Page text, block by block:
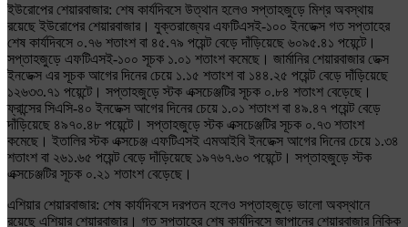
ইউরোপের শেয়ারবাজার: শেষ কার্যদিবসে উত্থান হলেও সপ্তাহজুড়ে মিশ্র অবস্থায়
রয়েছে ইউরোপের শেয়ারবাজার। যুক্তরাজ্যের এফটিএসই-১০০ ইনডেক্স গত সপ্তাহের
শেষ কার্যদিবসে ০.৭৬ শতাংশ বা ৪৫.৭৯ পয়েন্ট বেড়ে দাঁড়িয়েছে ৬০৯৫.৪১ পয়েন্টে।
সপ্তাহজুড়ে এফটিএসই-১০০ সূচক ১.০১ শতাংশ কমেছে। জার্মানির শেয়ারবাজার ডেক্স
ইনডেক্স এর সূচক আগের দিনের চেয়ে ১.১৫ শতাংশ বা ১৪৪.২৫ পয়েন্ট বেড়ে দাঁড়িয়েছে
১২৬৩৩.৭১ পয়েন্টে। সপ্তাহজুড়ে স্টক এক্সচেঞ্জটির সূচক ০.৮৪ শতাংশ বেড়েছে।
ফ্রান্সের সিএসি-৪০ ইনডেক্স আগের দিনের চেয়ে ১.০১ শতাংশ বা ৪৯.৪৭ পয়েন্ট বেড়ে
দাঁড়িয়েছে ৪৯৭০.৪৮ পয়েন্টে। সপ্তাহজুড়ে স্টক এক্সচেঞ্জটির সূচক ০.৭৩ শতাংশ
কমেছে। ইতালির স্টক এক্সচেঞ্জ এফটিএসই এমআইবি ইনডেক্স আগের দিনের চেয়ে ১.৩৪
শতাংশ বা ২৬১.৬৫ পয়েন্ট বেড়ে দাঁড়িয়েছে ১৯৭৬৭.৬০ পয়েন্টে। সপ্তাহজুড়ে স্টক
এক্সচেঞ্জটির সূচক ০.২১ শতাংশ বেড়েছে।
এশিয়ার শেয়ারবাজার: শেষ কার্যদিবসে দরপতন হলেও সপ্তাহজুড়ে ভালো অবস্থানে
রয়েছে এশিয়ার শেয়ারবাজার। গত সপ্তাহের শেষ কার্যদিবসে জাপানের শেয়ারবাজার নিক্কি